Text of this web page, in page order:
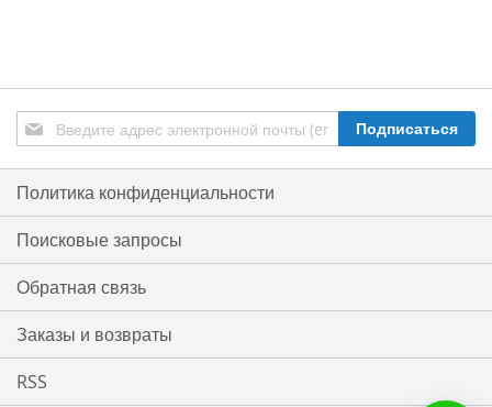
Подписаться
на
нашу
рассылку:
Подписаться
Политика конфиденциальности
Поисковые запросы
Обратная связь
Заказы и возвраты
RSS